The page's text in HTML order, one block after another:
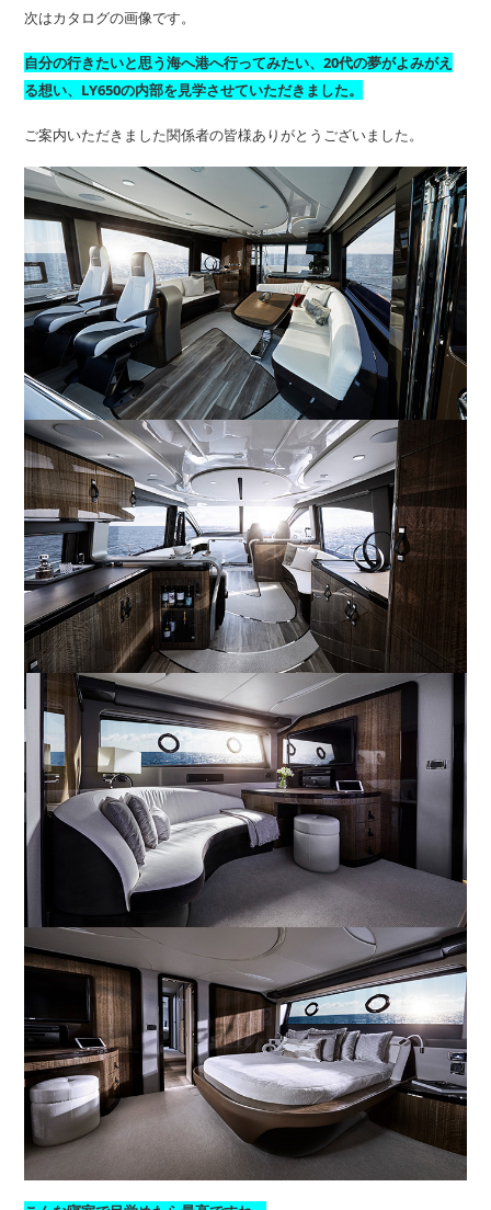
次はカタログの画像です。
自分の行きたいと思う海へ港へ行ってみたい、20代の夢がよみがえ
る想い、LY650の内部を見学させていただきました。
ご案内いただきました関係者の皆様ありがとうございました。